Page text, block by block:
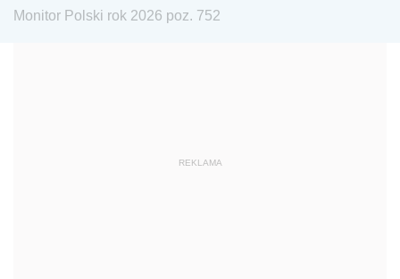
1975 1974
1959
Monitor Polski rok 2026 poz. 752
REKLAMA